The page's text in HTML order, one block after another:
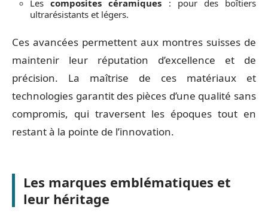
Lescomposites céramiques : pour des boîtiers
ultrarésistants et légers.
Ces avancées permettent aux montres suisses de
maintenir leur réputation d’excellence et de
précision. La maîtrise de ces matériaux et
technologies garantit des pièces d’une qualité sans
compromis, qui traversent les époques tout en
restant à la pointe de l’innovation.
Les marques emblématiques et
leur héritage